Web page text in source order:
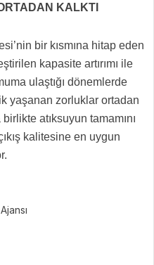
KALKTI
bir kısmına hitap eden
kapasite artırımı ile
ulaştığı dönemlerde
yaşanan zorluklar ortadan
atıksuyun tamamını
kalitesine en uygun